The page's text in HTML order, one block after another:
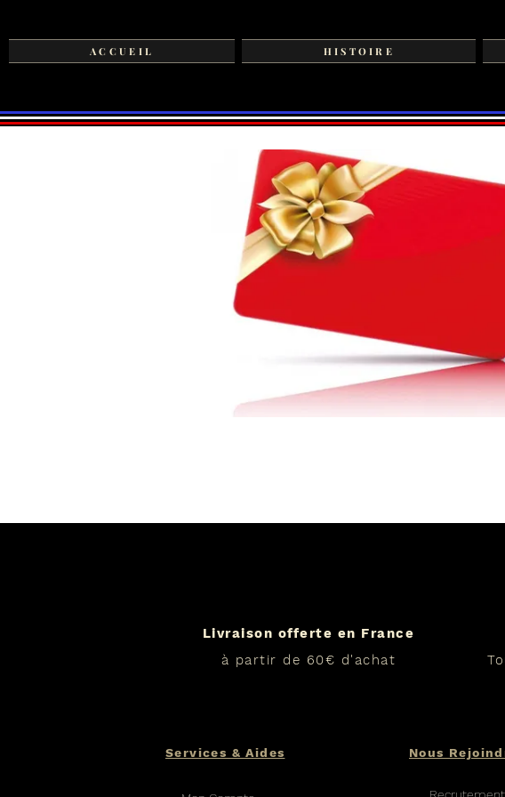
ACCUEIL HISTOIRE
Livraison offerte en France
à partir de 60€ d'achat
Services & Aides Nous
Recrutement